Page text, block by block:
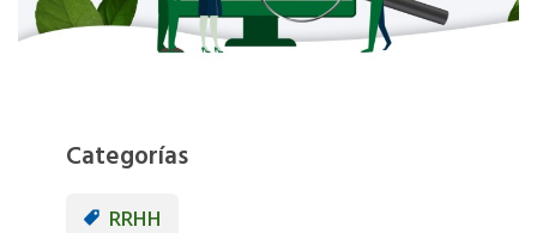
Categorías
RRHH